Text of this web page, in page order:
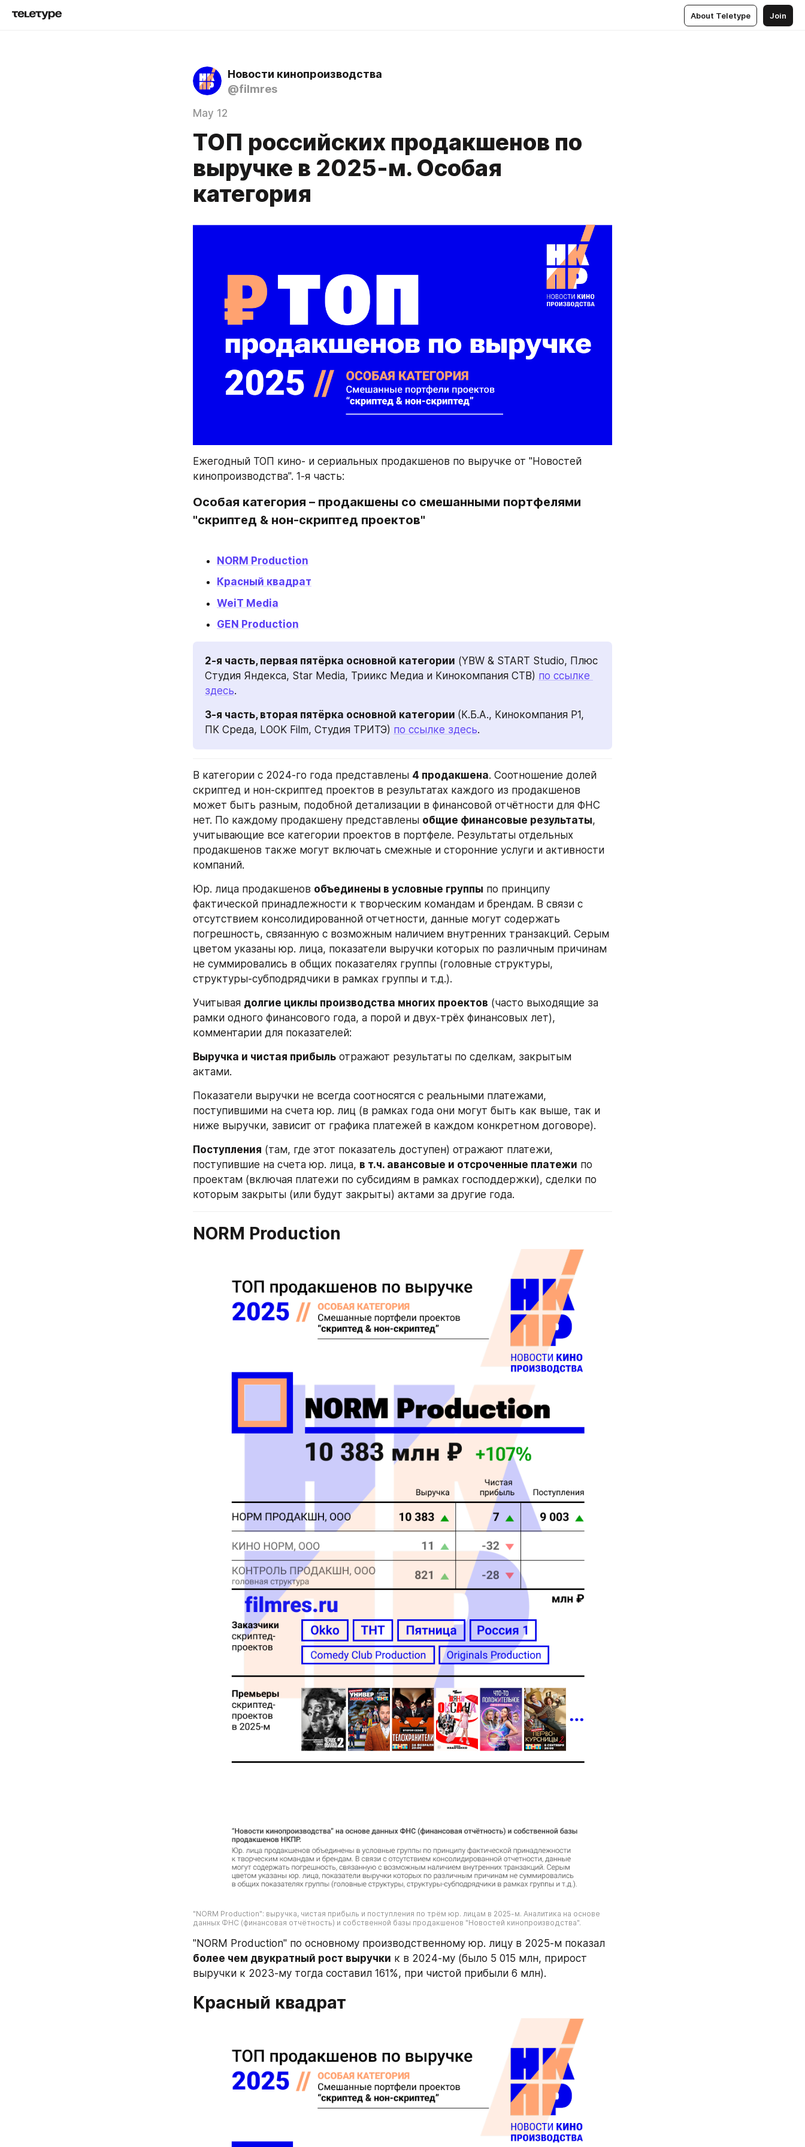
About Teletype Join
Новости кинопроизводства
@filmres
May 12
ТОП российских продакшенов по
выручке в 2025-м. Особая
категория
Ежегодный ТОП кино- и сериальных продакшенов по выручке от "Новостей
кинопроизводства". 1-я часть:
Особая категория – продакшены со смешанными портфелями
"скриптед & нон-скриптед проектов"
NORM Production
Красный квадрат
WeiT Media
GEN Production
2-я часть, первая пятёрка основной категории (YBW & START Studio, Плюс
Студия Яндекса, Star Media, Триикс Медиа и Кинокомпания СТВ) по ссылке
здесь.
3-я часть, вторая пятёрка основной категории (К.Б.А., Кинокомпания Р1,
ПК Среда, LOOK Film, Студия ТРИТЭ) по ссылке здесь.
В категории с 2024-го года представлены 4 продакшена. Соотношение долей
скриптед и нон-скриптед проектов в результатах каждого из продакшенов
может быть разным, подобной детализации в финансовой отчётности для ФНС
нет. По каждому продакшену представлены общие финансовые результаты,
учитывающие все категории проектов в портфеле. Результаты отдельных
продакшенов также могут включать смежные и сторонние услуги и активности
компаний.
Юр. лица продакшенов объединены в условные группы по принципу
фактической принадлежности к творческим командам и брендам. В связи с
отсутствием консолидированной отчетности, данные могут содержать
погрешность, связанную с возможным наличием внутренних транзакций. Серым
цветом указаны юр. лица, показатели выручки которых по различным причинам
не суммировались в общих показателях группы (головные структуры,
структуры-субподрядчики в рамках группы и т.д.).
Учитывая долгие циклы производства многих проектов (часто выходящие за
рамки одного финансового года, а порой и двух-трёх финансовых лет),
комментарии для показателей:
Выручка и чистая прибыль отражают результаты по сделкам, закрытым
актами.
Показатели выручки не всегда соотносятся с реальными платежами,
поступившими на счета юр. лиц (в рамках года они могут быть как выше, так и
ниже выручки, зависит от графика платежей в каждом конкретном договоре).
Поступления (там, где этот показатель доступен) отражают платежи,
поступившие на счета юр. лица, в т.ч. авансовые и отсроченные платежи по
проектам (включая платежи по субсидиям в рамках господдержки), сделки по
которым закрыты (или будут закрыты) актами за другие года.
NORM Production
"NORM Production": выручка, чистая прибыль и поступления по трём юр. лицам в 2025-м. Аналитика на основе
данных ФНС (финансовая отчётность) и собственной базы продакшенов "Новостей кинопроизводства".
более чем двукратный рост выручки к в 2024-му (было 5 015 млн, прирост
выручки к 2023-му тогда составил 161%, при чистой прибыли 6 млн).
Красный квадрат